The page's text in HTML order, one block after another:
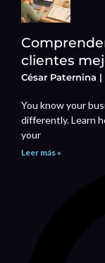
clientes
César Paternina
You know your
differently. Learn
your
Leer más »